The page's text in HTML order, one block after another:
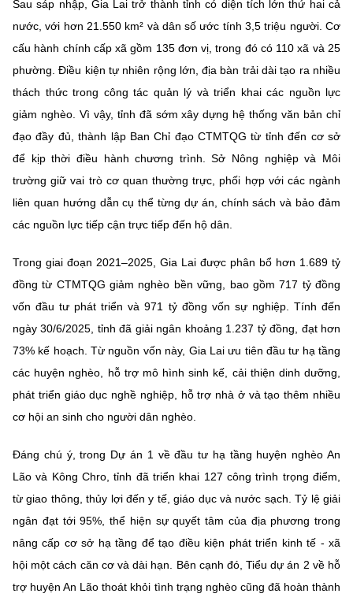
Sau sáp nhập, Gia Lai trở thành tỉnh có diện tích lớn thứ hai cả
nước, với hơn 21.550 km² và dân số ước tính 3,5 triệu người. Cơ
cấu hành chính cấp xã gồm 135 đơn vị, trong đó có 110 xã và 25
phường. Điều kiện tự nhiên rộng lớn, địa bàn trải dài tạo ra nhiều
thách thức trong công tác quản lý và triển khai các nguồn lực
giảm nghèo. Vì vậy, tỉnh đã sớm xây dựng hệ thống văn bản chỉ
đạo đầy đủ, thành lập Ban Chỉ đạo CTMTQG từ tỉnh đến cơ sở
để kịp thời điều hành chương trình. Sở Nông nghiệp và Môi
trường giữ vai trò cơ quan thường trực, phối hợp với các ngành
liên quan hướng dẫn cụ thể từng dự án, chính sách và bảo đảm
các nguồn lực tiếp cận trực tiếp đến hộ dân.
Trong giai đoạn 2021–2025, Gia Lai được phân bổ hơn 1.689 tỷ
đồng từ CTMTQG giảm nghèo bền vững, bao gồm 717 tỷ đồng
vốn đầu tư phát triển và 971 tỷ đồng vốn sự nghiệp. Tính đến
ngày 30/6/2025, tỉnh đã giải ngân khoảng 1.237 tỷ đồng, đạt hơn
73% kế hoạch. Từ nguồn vốn này, Gia Lai ưu tiên đầu tư hạ tầng
các huyện nghèo, hỗ trợ mô hình sinh kế, cải thiện dinh dưỡng,
phát triển giáo dục nghề nghiệp, hỗ trợ nhà ở và tạo thêm nhiều
cơ hội an sinh cho người dân nghèo.
Đáng chú ý, trong Dự án 1 về đầu tư hạ tầng huyện nghèo An
Lão và Kông Chro, tỉnh đã triển khai 127 công trình trọng điểm,
từ giao thông, thủy lợi đến y tế, giáo dục và nước sạch. Tỷ lệ giải
ngân đạt tới 95%, thể hiện sự quyết tâm của địa phương trong
nâng cấp cơ sở hạ tầng để tạo điều kiện phát triển kinh tế - xã
hội một cách căn cơ và dài hạn. Bên cạnh đó, Tiểu dự án 2 về hỗ
trợ huyện An Lão thoát khỏi tình trạng nghèo cũng đã hoàn thành